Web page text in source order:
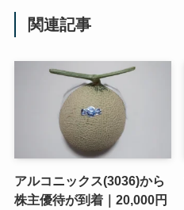
関連記事
アルコニックス(3036)から
株主優待が到着｜20,000円